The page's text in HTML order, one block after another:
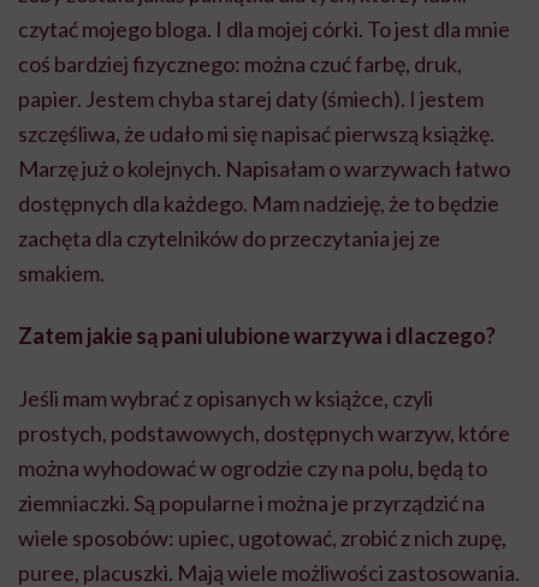
czytać mojego bloga. I dla mojej córki. To jest dla mnie
coś bardziej fizycznego: można czuć farbę, druk,
papier. Jestem chyba starej daty (śmiech). I jestem
szczęśliwa, że udało mi się napisać pierwszą książkę.
Marzę już o kolejnych. Napisałam o warzywach łatwo
dostępnych dla każdego. Mam nadzieję, że to będzie
zachęta dla czytelników do przeczytania jej ze
smakiem.
Zatem jakie są pani ulubione warzywa i dlaczego?
Jeśli mam wybrać z opisanych w książce, czyli
prostych, podstawowych, dostępnych warzyw, które
można wyhodować w ogrodzie czy na polu, będą to
ziemniaczki. Są popularne i można je przyrządzić na
wiele sposobów: upiec, ugotować, zrobić z nich zupę,
puree, placuszki. Mają wiele możliwości zastosowania.